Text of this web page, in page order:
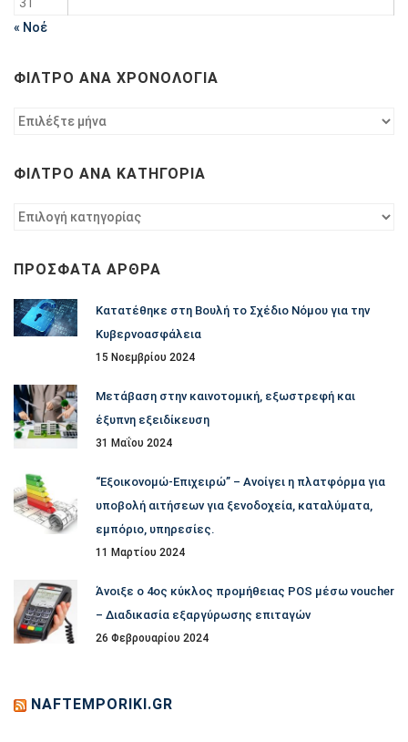
31
« Νοέ
ΦΊΛΤΡΟ ΑΝΆ ΧΡΟΝΟΛΟΓΊΑ
Φίλτρο
ΦΊΛΤΡΟ ΑΝΆ ΚΑΤΗΓΟΡΊΑ
Φίλτρο
ΠΡΌΣΦΑΤΑ ΆΡΘΡΑ
Κατατέθηκε στη Βουλή το Σχέδιο Νόμου για την
Κυβερνοασφάλεια
15 Νοεμβρίου 2024
Μετάβαση στην καινοτομική, εξωστρεφή και
έξυπνη εξειδίκευση
31 Μαΐου 2024
“Εξοικονομώ-Επιχειρώ” – Ανοίγει η πλατφόρμα για
υποβολή αιτήσεων για ξενοδοχεία, καταλύματα,
εμπόριο, υπηρεσίες.
11 Μαρτίου 2024
Άνοιξε ο 4ος κύκλος προμήθειας POS μέσω voucher
– Διαδικασία εξαργύρωσης επιταγών
26 Φεβρουαρίου 2024
NAFTEMPORIKI.GR